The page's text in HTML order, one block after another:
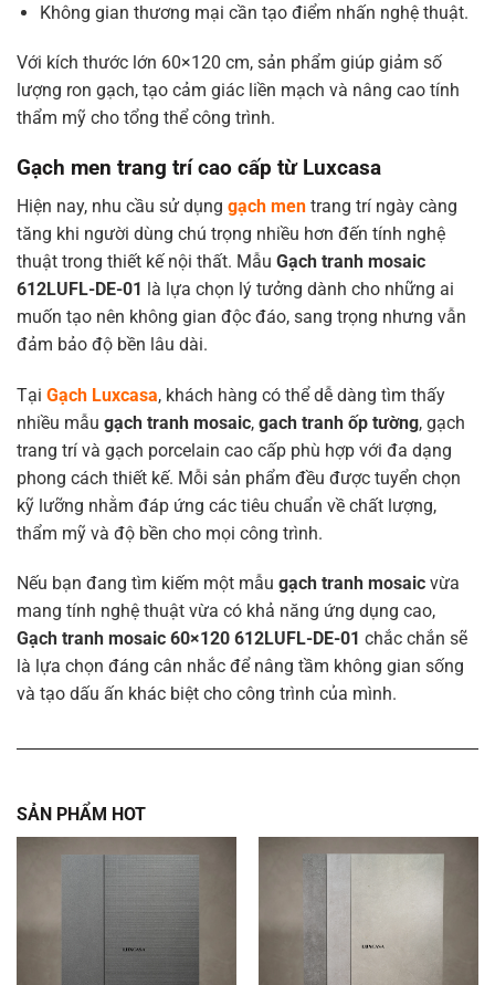
Không gian thương mại cần tạo điểm nhấn nghệ thuật.
Với kích thước lớn 60×120 cm, sản phẩm giúp giảm số
lượng ron gạch, tạo cảm giác liền mạch và nâng cao tính
thẩm mỹ cho tổng thể công trình.
Gạch men trang trí cao cấp từ Luxcasa
Hiện nay, nhu cầu sử dụng gạch men trang trí ngày càng
tăng khi người dùng chú trọng nhiều hơn đến tính nghệ
thuật trong thiết kế nội thất. Mẫu Gạch tranh mosaic
612LUFL-DE-01 là lựa chọn lý tưởng dành cho những ai
muốn tạo nên không gian độc đáo, sang trọng nhưng vẫn
đảm bảo độ bền lâu dài.
Tại Gạch Luxcasa, khách hàng có thể dễ dàng tìm thấy
nhiều mẫu gạch tranh mosaic, gach tranh ốp tường, gạch
trang trí và gạch porcelain cao cấp phù hợp với đa dạng
phong cách thiết kế. Mỗi sản phẩm đều được tuyển chọn
kỹ lưỡng nhằm đáp ứng các tiêu chuẩn về chất lượng,
thẩm mỹ và độ bền cho mọi công trình.
Nếu bạn đang tìm kiếm một mẫu gạch tranh mosaic vừa
mang tính nghệ thuật vừa có khả năng ứng dụng cao,
Gạch tranh mosaic 60×120 612LUFL-DE-01 chắc chắn sẽ
là lựa chọn đáng cân nhắc để nâng tầm không gian sống
và tạo dấu ấn khác biệt cho công trình của mình.
SẢN PHẨM HOT